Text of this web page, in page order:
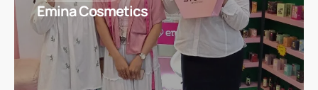
Emina Cosmetics